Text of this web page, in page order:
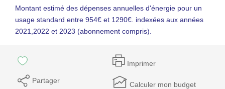
Montant estimé des dépenses annuelles d'énergie pour un
usage standard entre 954€ et 1290€. indexées aux années
2021,2022 et 2023 (abonnement compris).
Imprimer
Partager Calculer mon budget